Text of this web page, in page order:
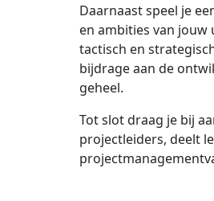
Daarnaast speel je
en ambities van
tactisch en
bijdrage aan de
geheel.
Tot slot draag je bij
projectleiders, deelt